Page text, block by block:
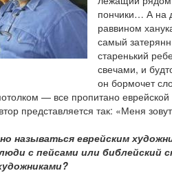
пончики… А на
раввином
самый
старенький
свечами, и
он бормочет
— все пропитано
представляется так: «Меня
называться еврейским
с пейсами или библейский